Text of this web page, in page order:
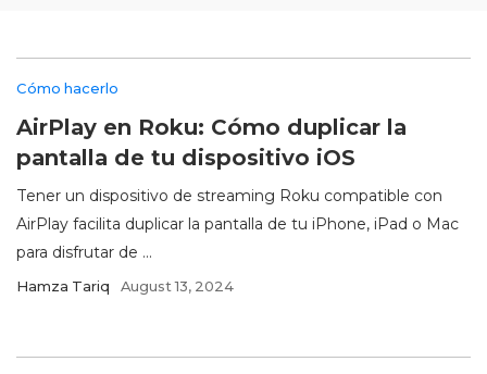
Cómo hacerlo
AirPlay en Roku: Cómo duplicar la
pantalla de tu dispositivo iOS
Tener un dispositivo de streaming Roku compatible con
AirPlay facilita duplicar la pantalla de tu iPhone, iPad o Mac
para disfrutar de ...
Hamza Tariq August 13, 2024